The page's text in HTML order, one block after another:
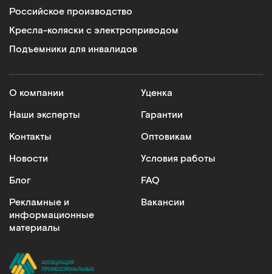
Российское производство
Кресла-коляски с электроприводом
Подъемники для инвалидов
О компании
Наши эксперты
Контакты
Новости
Блог
Рекламные и
информационные
материалы
Уценка
Гарантии
Оптовикам
Условия работы
FAQ
Вакансии